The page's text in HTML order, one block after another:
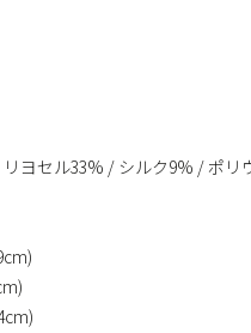
ヨセル33% / シルク9% / ポリ